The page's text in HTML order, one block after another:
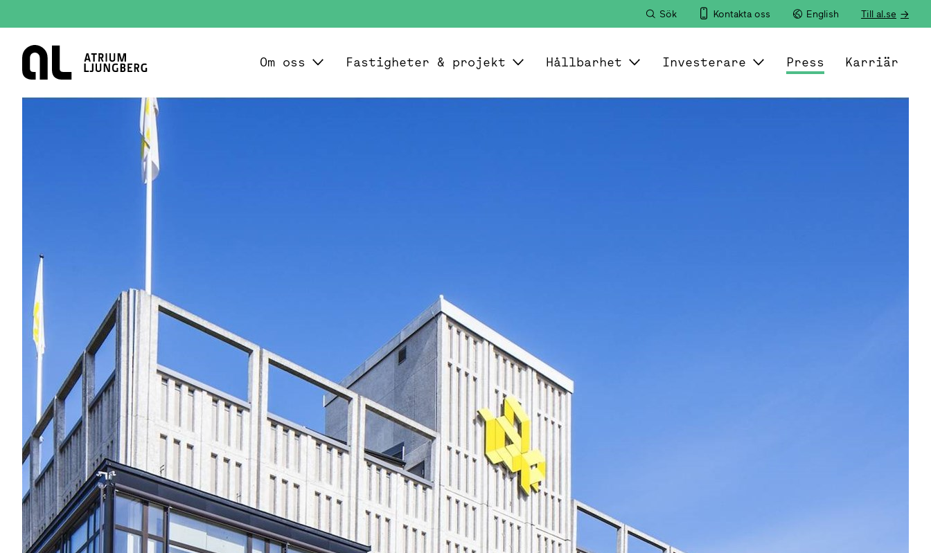
Sök Kontakta oss English Till al.se
Hem
Om oss Fastigheter & projekt Hållbarhet Investerare Press Karriär